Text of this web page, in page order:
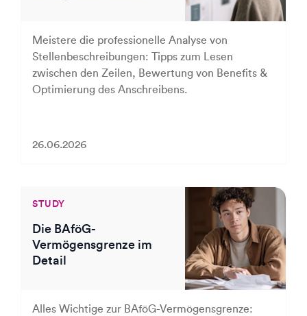
Meistere die professionelle Analyse von
Stellenbeschreibungen: Tipps zum Lesen
zwischen den Zeilen, Bewertung von Benefits &
Optimierung des Anschreibens.
26.06.2026
STUDY
Die BAföG-
Vermögensgrenze im
Detail
Alles Wichtige zur BAföG-Vermögensgrenze: